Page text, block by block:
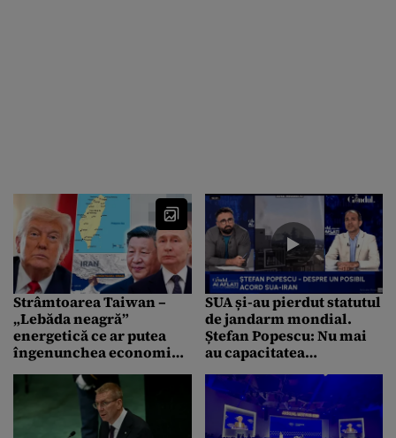
Strâmtoarea Taiwan –
„Lebăda neagră”
energetică ce ar putea
îngenunchea economia
mondială emergentă
bate la ușă
SUA și-au pierdut statutul
de jandarm mondial.
Ștefan Popescu: Nu mai
au capacitatea
conflict de mare
intensitate